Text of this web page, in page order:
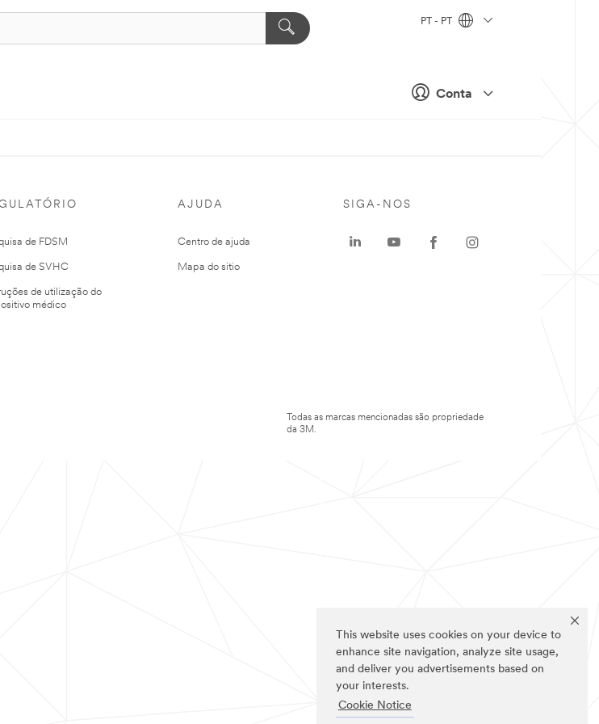
This website uses cookies on your device to
enhance site navigation, analyze site usage,
and deliver you advertisements based on
your interests.
Cookie Notice
Conta
PT - PT
de FDSM
de SVHC
de utilização do
médico
AJUDA
Centro de ajuda
Mapa do sitio
SIGA-NOS
Todas as marcas mencionadas são propriedade
da 3M.